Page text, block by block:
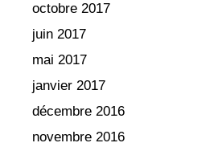
octobre 2017
juin 2017
mai 2017
janvier 2017
décembre 2016
novembre 2016